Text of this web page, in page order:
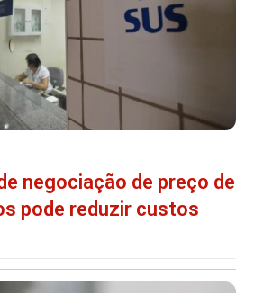
negociação de preço de
pode reduzir custos